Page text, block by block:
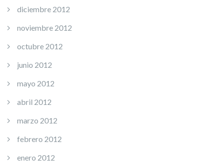
diciembre 2012
noviembre 2012
octubre 2012
junio 2012
mayo 2012
abril 2012
marzo 2012
febrero 2012
enero 2012